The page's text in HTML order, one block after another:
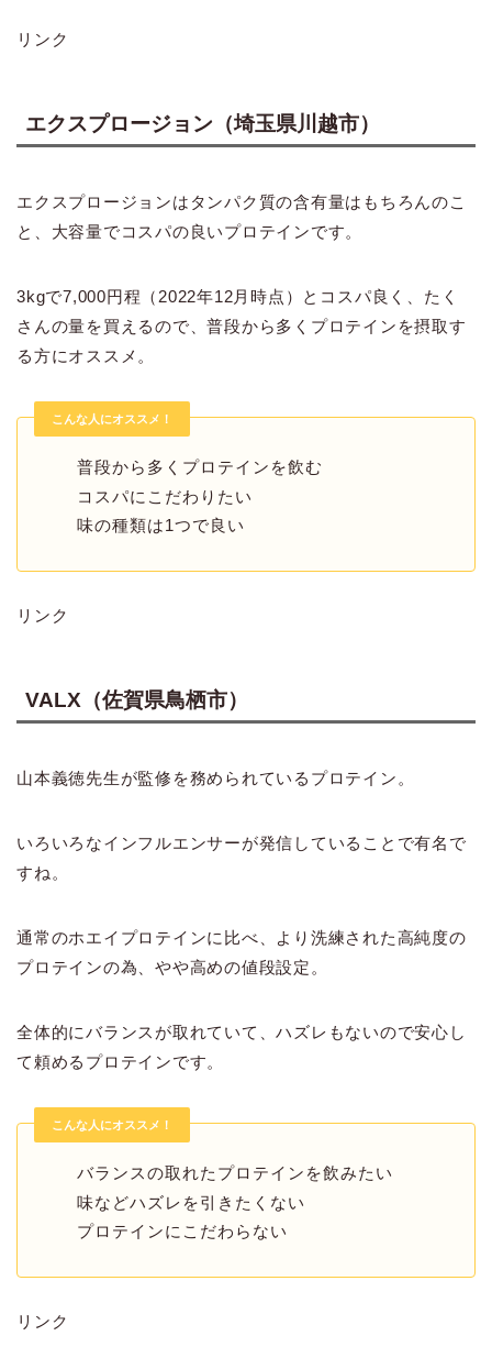
リンク
エクスプロージョン（埼玉県川越市）
エクスプロージョンはタンパク質の含有量はもちろんのこ
と、大容量でコスパの良いプロテインです。
3kgで7,000円程（2022年12月時点）とコスパ良く、たく
さんの量を買えるので、普段から多くプロテインを摂取す
る方にオススメ。
こんな人にオススメ！
普段から多くプロテインを飲む
コスパにこだわりたい
味の種類は1つで良い
リンク
VALX（佐賀県鳥栖市）
山本義徳先生が監修を務められているプロテイン。
いろいろなインフルエンサーが発信していることで有名で
すね。
通常のホエイプロテインに比べ、より洗練された高純度の
プロテインの為、やや高めの値段設定。
全体的にバランスが取れていて、ハズレもないので安心し
て頼めるプロテインです。
こんな人にオススメ！
バランスの取れたプロテインを飲みたい
味などハズレを引きたくない
プロテインにこだわらない
リンク